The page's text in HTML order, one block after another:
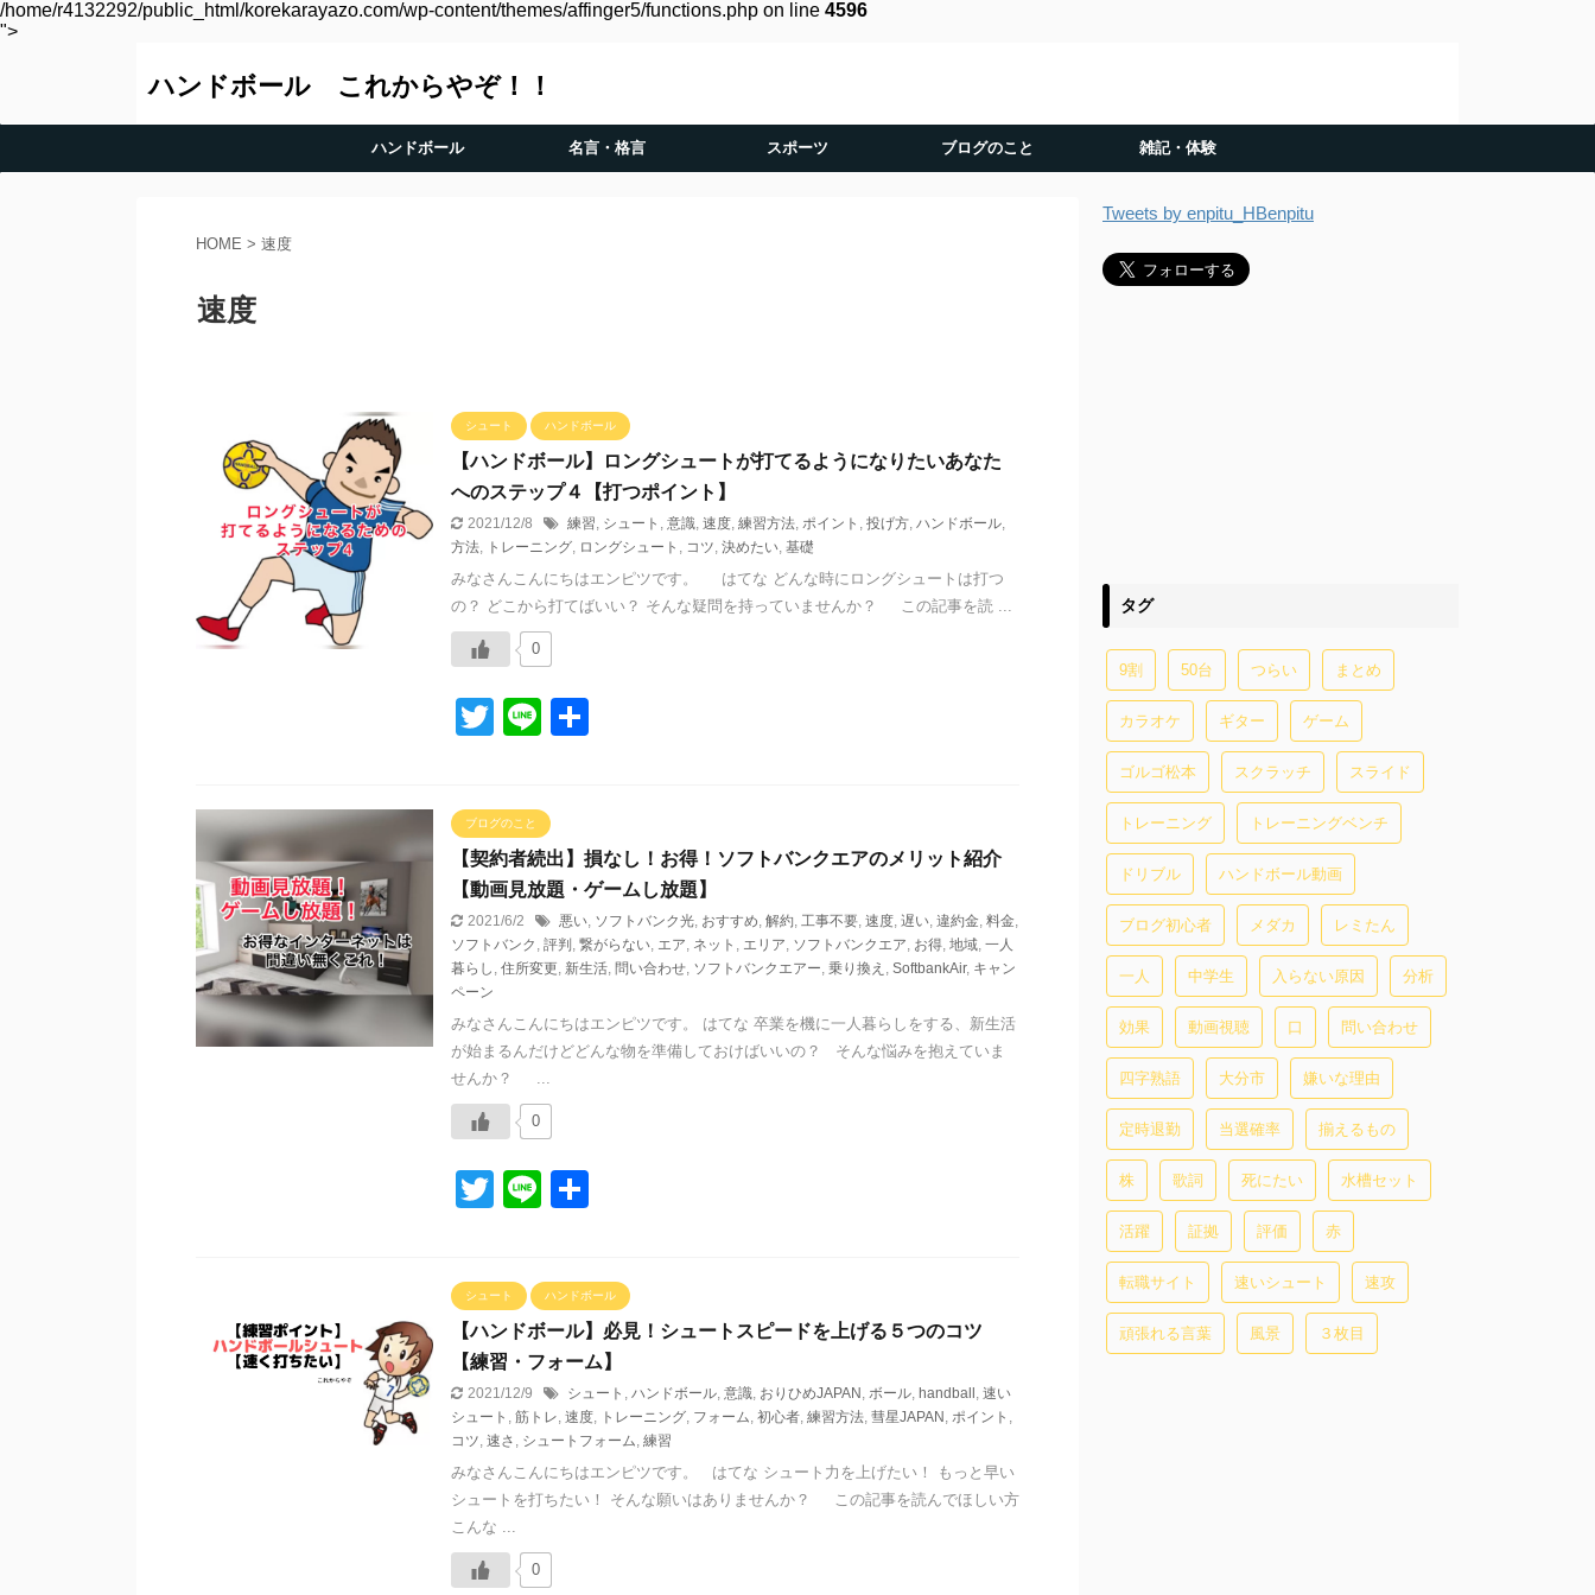
/home/r4132292/public_html/korekarayazo.com/wp-content/themes/affinger5/functions.php on line 4596
">
ハンドボール これからやぞ！！
ハンドボール 名言・格言 スポーツ ブログのこと 雑記・体験
HOME > 速度
速度
シュート ハンドボール
【ハンドボール】ロングシュートが打てるようになりたいあなた
へのステップ４【打つポイント】
2021/12/8 練習, シュート , 意識, 速度, 練習方法, ポイント , 投げ方, ハンドボール,
方法, トレーニング, ロングシュート , コツ, 決めたい, 基礎
みなさんこんにちはエンピツです。 はてな どんな時にロングシュートは打つ
の？ どこから打てばいい？ そんな疑問を持っていませんか？ この記事を読 ...
0
T
er
Li
ブログのこと
【契約者続出】損なし！お得！ソフトバンクエアのメリット紹介
【動画見放題・ゲームし放題】
2021/6/2 悪い, ソフトバンク光, おすすめ, 解約, 工事不要, 速度, 遅い, 違約金, 料金,
ソフトバンク , 評判 , 繋がらない, エア, ネット , エリア, ソフトバンクエア, お得, 地域, 一人
暮らし , 住所変更, 新生活, 問い合わせ, ソフトバンクエアー, 乗り換え , SoftbankAir, キャン
ペーン
みなさんこんにちはエンピツです。 はてな 卒業を機に一人暮らしをする、新生活
が始まるんだけどどんな物を準備しておけばいいの？ そんな悩みを抱えていま
せんか？ ...
0
T
er
Li
シュート ハンドボール
【ハンドボール】必見！シュートスピードを上げる５つのコツ
【練習・フォーム】
2021/12/9 シュート , ハンドボール, 意識, おりひめJAPAN , ボール, handball , 速い
シュート , 筋トレ, 速度, トレーニング, フォーム, 初心者, 練習方法, 彗星JAPAN , ポイント ,
コツ, 速さ , シュートフォーム, 練習
みなさんこんにちはエンピツです。 はてな シュート力を上げたい！ もっと早い
シュートを打ちたい！ そんな願いはありませんか？ この記事を読んでほしい方
こんな ...
0
Tweets by enpitu_HBenpitu
タグ
9割 50台 つらい まとめ
カラオケ ギター ゲーム
ゴルゴ松本 スクラッチ スライド
トレーニング トレーニングベンチ
ドリブル ハンドボール動画
ブログ初心者 メダカ レミたん
一人 中学生 入らない原因 分析
効果 動画視聴 口 問い合わせ
四字熟語 大分市 嫌いな理由
定時退勤 当選確率 揃えるもの
株 歌詞 死にたい 水槽セット
活躍 証拠 評価 赤
転職サイト 速いシュート 速攻
頑張れる言葉 風景 ３枚目